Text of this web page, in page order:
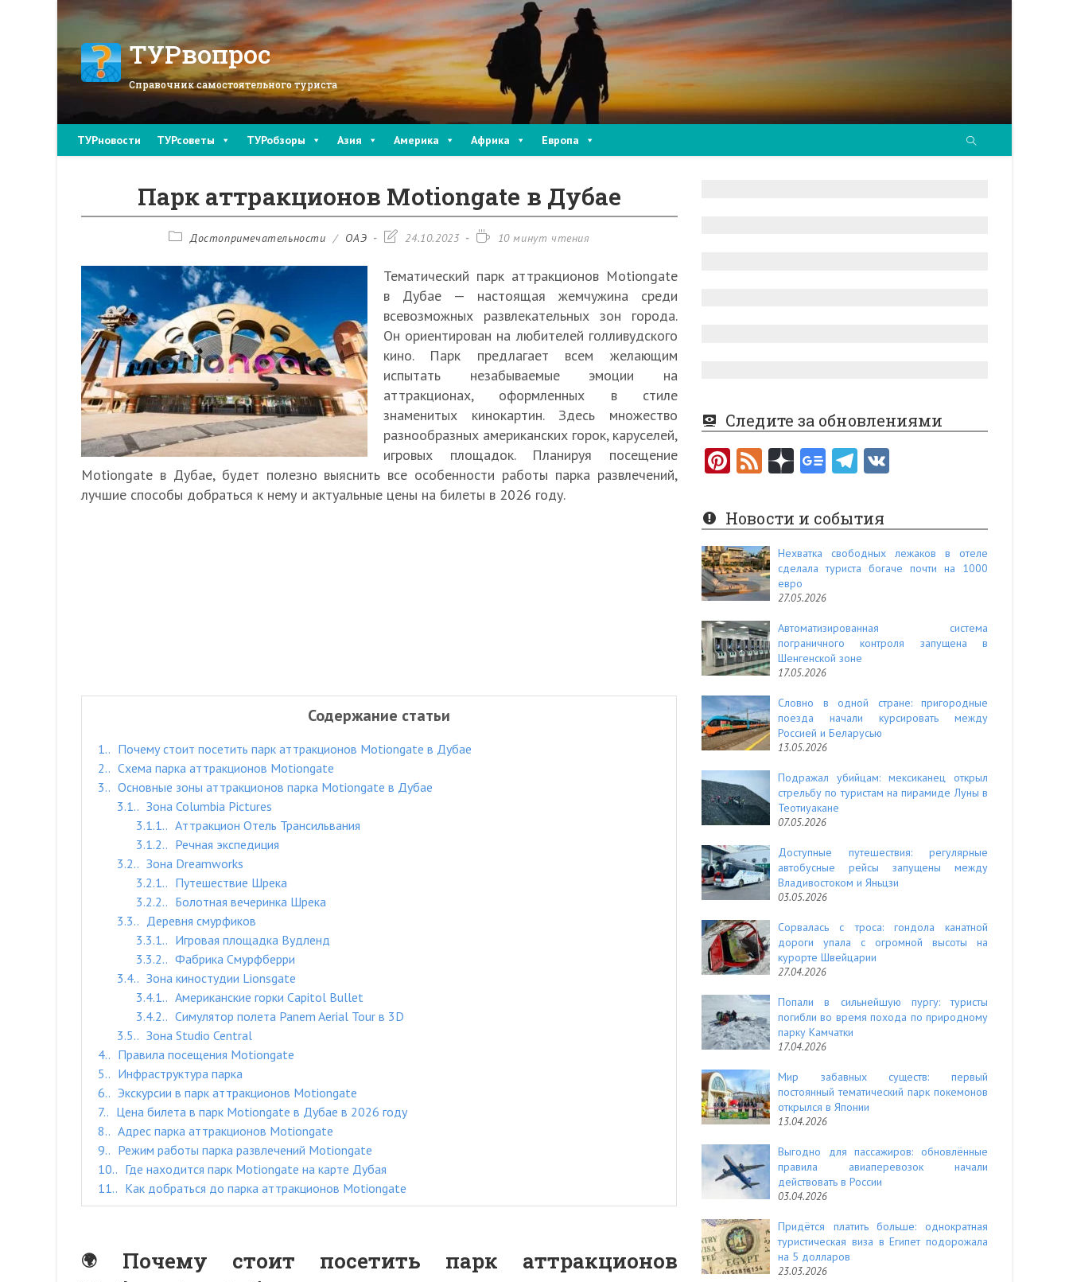
ТУРвопрос
Справочник самостоятельного туриста
ТУРновости ТУРсоветы ТУРобзоры Азия Америка Африка Европа
Парк аттракционов Motiongate в Дубае
РубрикаДостопримечательности / ОАЭ
Запись24.10.2023
Время10 минут чтения
Тематический парк аттракционов Motiongate
в Дубае — настоящая жемчужина среди
всевозможных развлекательных зон города.
Он ориентирован на любителей голливудского
кино. Парк предлагает всем желающим
испытать незабываемые эмоции на
аттракционах, оформленных в стиле
знаменитых кинокартин. Здесь множество
разнообразных американских горок, каруселей,
игровых площадок. Планируя посещение
Motiongate в Дубае, будет полезно выяснить все особенности работы парка развлечений,
лучшие способы добраться к нему и актуальные цены на билеты в 2026 году.
Содержание статьи
1.
Почему стоит посетить парк аттракционов Motiongate в Дубае
2.
Схема парка аттракционов Motiongate
3.
Основные зоны аттракционов парка Motiongate в Дубае
3.1.
Зона Columbia Pictures
3.1.1.
Аттракцион Отель Трансильвания
3.1.2.
Речная экспедиция
3.2.
Зона Dreamworks
3.2.1.
Путешествие Шрека
3.2.2.
Болотная вечеринка Шрека
3.3.
Деревня смурфиков
3.3.1.
Игровая площадка Вудленд
3.3.2.
Фабрика Смурфберри
3.4.
Зона киностудии Lionsgate
3.4.1.
Американские горки Capitol Bullet
3.4.2.
Симулятор полета Panem Aerial Tour в 3D
3.5.
Зона Studio Central
4.
Правила посещения Motiongate
5.
Инфраструктура парка
6.
Экскурсии в парк аттракционов Motiongate
7.
Цена билета в парк Motiongate в Дубае в 2026 году
8.
Адрес парка аттракционов Motiongate
9.
Режим работы парка развлечений Motiongate
10.
Где находится парк Motiongate на карте Дубая
11.
Как добраться до парка аттракционов Motiongate
Почему стоит посетить парк аттракционов
Следите за обновлениями
Pi
er
es
t
F
e
d
Новости и события
Нехватка свободных лежаков в отеле
сделала туриста богаче почти на 1000
евро
27.05.2026
Автоматизированная система
пограничного контроля запущена в
Шенгенской зоне
17.05.2026
Словно в одной стране: пригородные
поезда начали курсировать между
Россией и Беларусью
13.05.2026
Подражал убийцам: мексиканец открыл
стрельбу по туристам на пирамиде Луны в
Теотиуакане
07.05.2026
Доступные путешествия: регулярные
автобусные рейсы запущены между
Владивостоком и Яньцзи
03.05.2026
Сорвалась с троса: гондола канатной
дороги упала с огромной высоты на
курорте Швейцарии
27.04.2026
Попали в сильнейшую пургу: туристы
погибли во время похода по природному
парку Камчатки
17.04.2026
Мир забавных существ: первый
постоянный тематический парк покемонов
открылся в Японии
13.04.2026
Выгодно для пассажиров: обновлённые
правила авиаперевозок начали
действовать в России
03.04.2026
Придётся платить больше: однократная
туристическая виза в Египет подорожала
на 5 долларов
23.03.2026